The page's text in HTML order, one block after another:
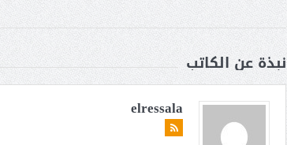
نبذة عن الكاتب
elressala